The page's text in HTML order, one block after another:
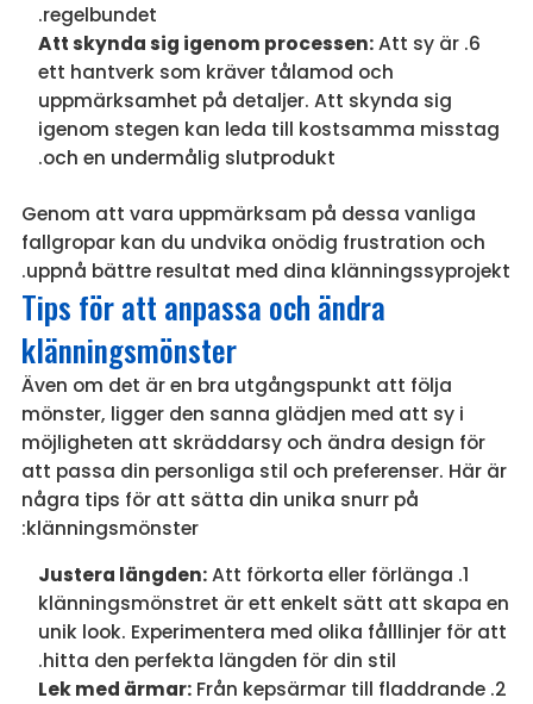
regelbundet.
Att skynda sig igenom processen:Att sy är
ett hantverk som kräver tålamod och
uppmärksamhet på detaljer. Att skynda sig
igenom stegen kan leda till kostsamma misstag
och en undermålig slutprodukt.
Genom att vara uppmärksam på dessa vanliga
fallgropar kan du undvika onödig frustration och
uppnå bättre resultat med dina klänningssyprojekt.
Tips för att anpassa och ändra
klänningsmönster
Även om det är en bra utgångspunkt att följa
mönster, ligger den sanna glädjen med att sy i
möjligheten att skräddarsy och ändra design för
att passa din personliga stil och preferenser. Här är
några tips för att sätta din unika snurr på
klänningsmönster:
Justera längden:Att förkorta eller förlänga
klänningsmönstret är ett enkelt sätt att skapa en
unik look. Experimentera med olika fålllinjer för att
hitta den perfekta längden för din stil.
Lek med ärmar:Från kepsärmar till fladdrande